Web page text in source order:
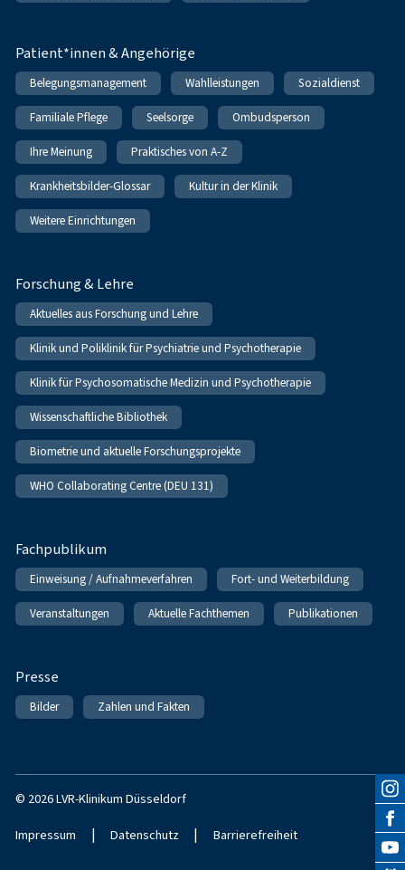
Patient*innen & Angehörige
Belegungsmanagement Wahlleistungen Sozialdienst
Familiale Pflege Seelsorge Ombudsperson
Ihre Meinung Praktisches von A-Z
Krankheitsbilder-Glossar Kultur in der Klinik
Weitere Einrichtungen
Forschung & Lehre
Aktuelles aus Forschung und Lehre
Klinik und Poliklinik für Psychiatrie und Psychotherapie
Klinik für Psychosomatische Medizin und Psychotherapie
Wissenschaftliche Bibliothek
Biometrie und aktuelle Forschungsprojekte
WHO Collaborating Centre (DEU 131)
Fachpublikum
Einweisung / Aufnahmeverfahren Fort- und Weiterbildung
Veranstaltungen Aktuelle Fachthemen Publikationen
Presse
Bilder Zahlen und Fakten
© 2026 LVR-Klinikum Düsseldorf
Impressum | Datenschutz | Barrierefreiheit